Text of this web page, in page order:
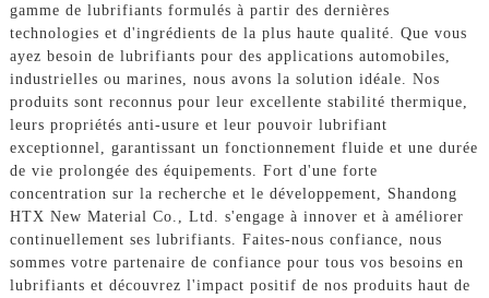
gamme de lubrifiants formulés à partir des dernières
technologies et d'ingrédients de la plus haute qualité. Que vous
ayez besoin de lubrifiants pour des applications automobiles,
industrielles ou marines, nous avons la solution idéale. Nos
produits sont reconnus pour leur excellente stabilité thermique,
leurs propriétés anti-usure et leur pouvoir lubrifiant
exceptionnel, garantissant un fonctionnement fluide et une durée
de vie prolongée des équipements. Fort d'une forte
concentration sur la recherche et le développement, Shandong
HTX New Material Co., Ltd. s'engage à innover et à améliorer
continuellement ses lubrifiants. Faites-nous confiance, nous
sommes votre partenaire de confiance pour tous vos besoins en
lubrifiants et découvrez l'impact positif de nos produits haut de